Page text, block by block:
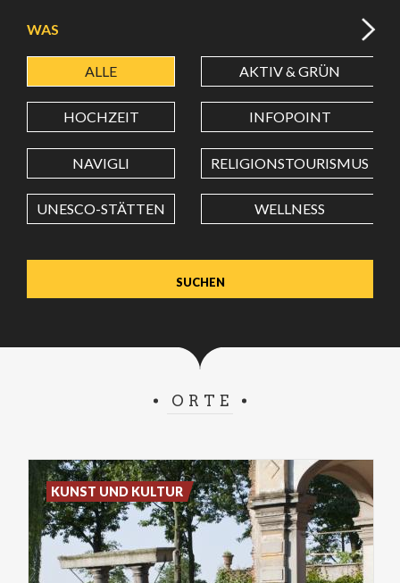
BREITENGRAD
LÄNGENGRAD
Wert in Dezimalgrad. Punkt (.) als Dezimalzeichen
WAS
ALLE AKTIV & GRÜN
HOCHZEIT INFOPOINT
NAVIGLI RELIGIONSTOURISMUS
UNESCO-STÄTTEN WELLNESS
ORTE
KUNST UND KULTUR